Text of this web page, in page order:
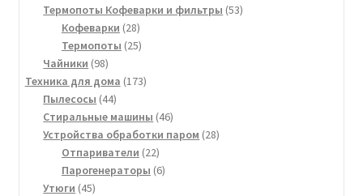
товара
Термопоты Кофеварки и фильтры 5353
Кофеварки 2828
товаров
Термопоты 2525
Чайники 9898
товаров
Техника для дома 173173
Пылесосы 4444
товара
Стиральные машины 4646
товаров
Устройства обработки паром 2828
Отпариватели 2222
товара
Парогенераторы 66
Утюги 4545